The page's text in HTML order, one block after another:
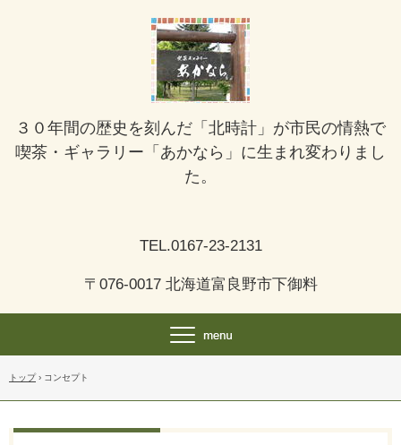
３０年間の歴史を刻んだ「北時計」が市民の情熱で
喫茶・ギャラリー「あかなら」に生まれ変わりまし
た。
TEL.0167-23-2131
〒076-0017 北海道富良野市下御料
トップ › コンセプト